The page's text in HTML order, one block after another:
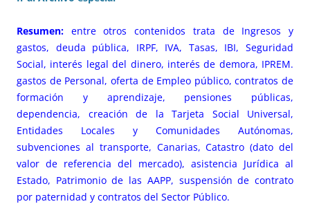
Resumen: entre otros contenidos trata de Ingresos y
gastos, deuda pública, IRPF, IVA, Tasas, IBI, Seguridad
Social, interés legal del dinero, interés de demora, IPREM.
gastos de Personal, oferta de Empleo público, contratos de
formación y aprendizaje, pensiones públicas,
dependencia, creación de la Tarjeta Social Universal,
Entidades Locales y Comunidades Autónomas,
subvenciones al transporte, Canarias, Catastro (dato del
valor de referencia del mercado), asistencia Jurídica al
Estado, Patrimonio de las AAPP, suspensión de contrato
por paternidad y contratos del Sector Público.